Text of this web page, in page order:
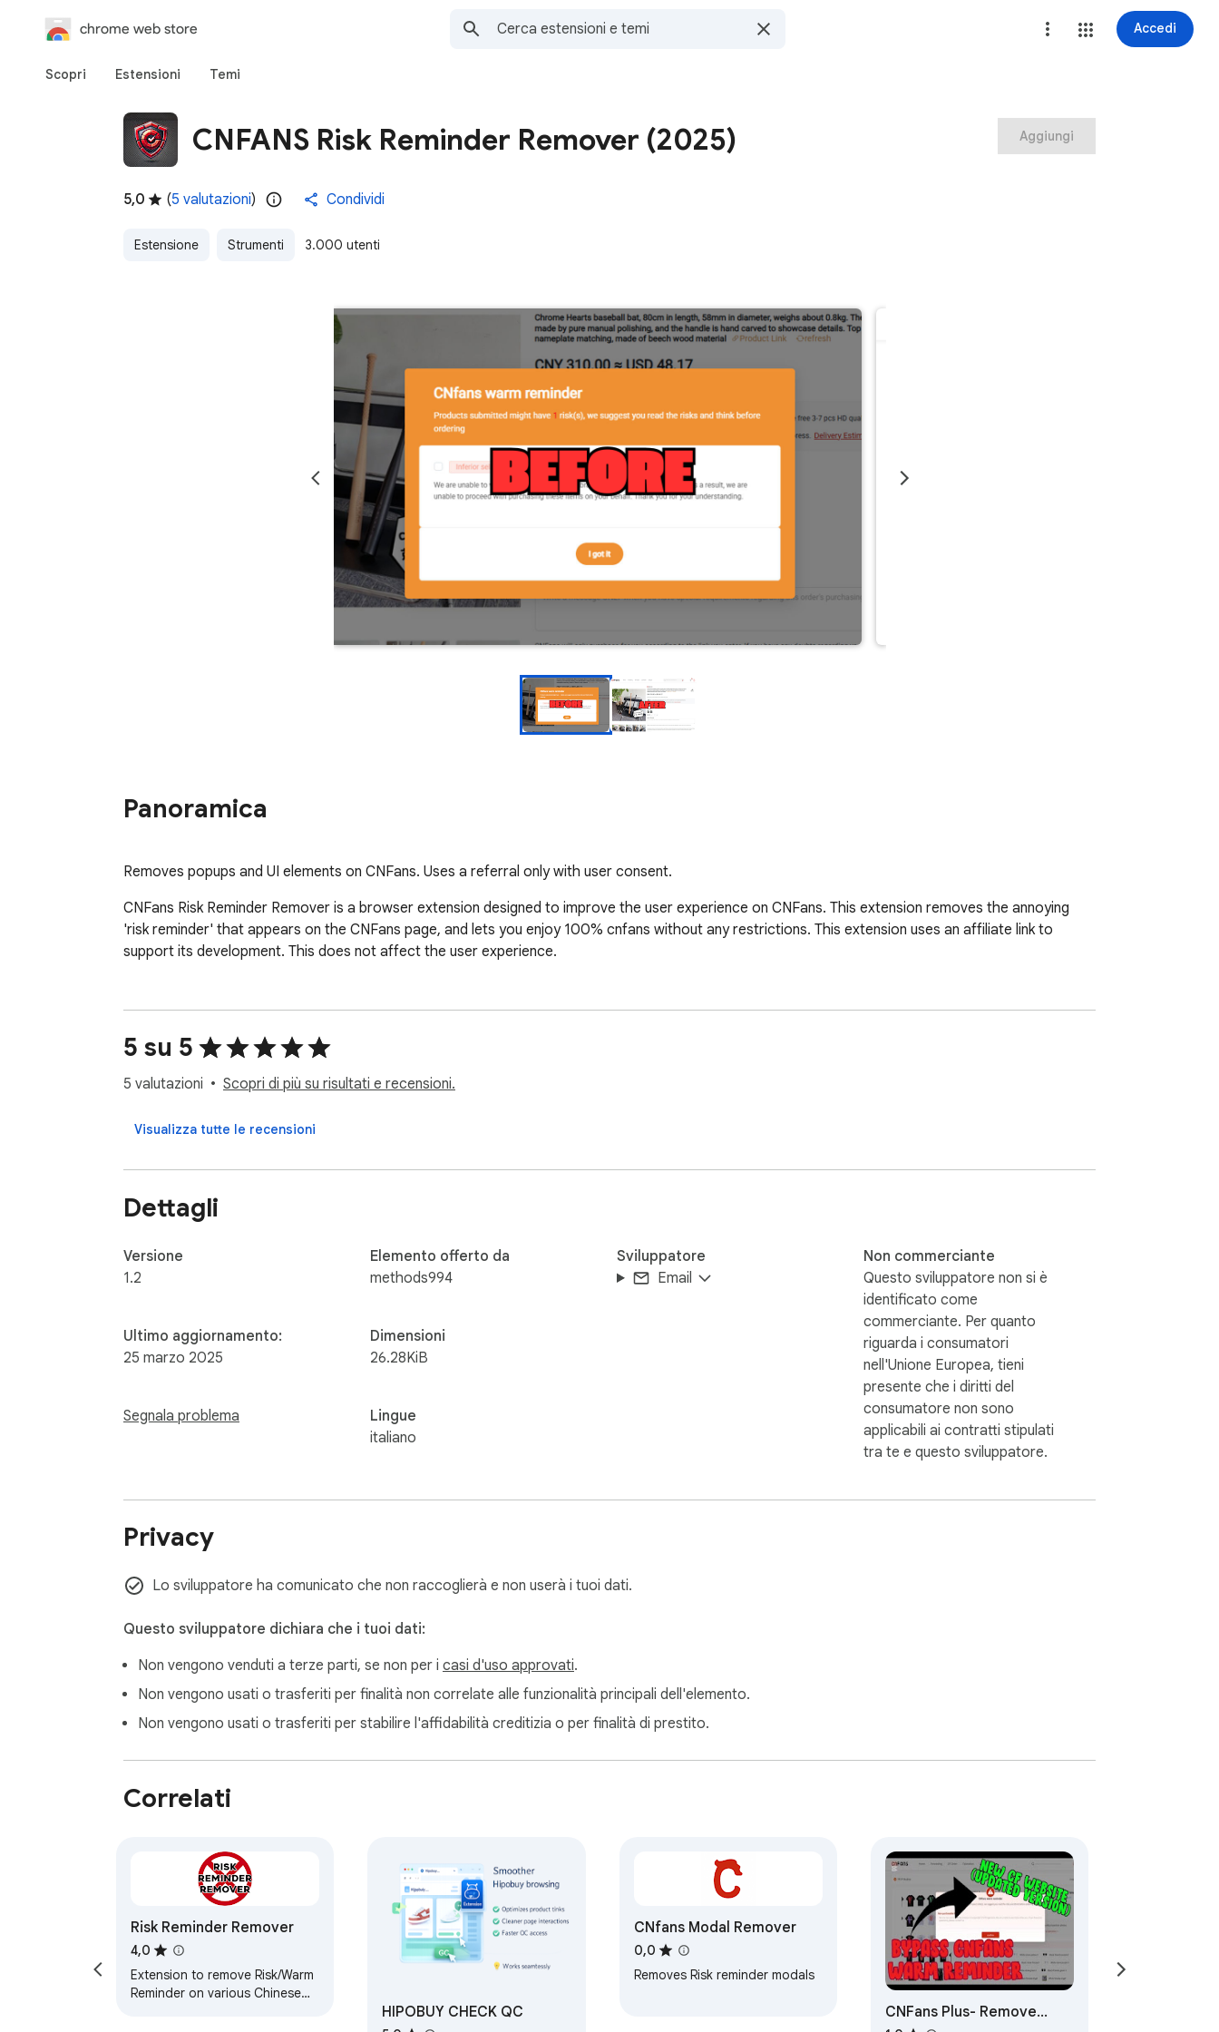
chrome web store Accedi
Scopri Estensioni Temi
CNFANS Risk Reminder Remover (2025)
5,0 (5 valutazioni) Condividi
Estensione Strumenti 3.000 utenti
Aggiungi
Panoramica
Removes popups and UI elements on CNFans. Uses a referral only with user consent.
CNFans Risk Reminder Remover is a browser extension designed to improve the user experience on CNFans. This extension removes the annoying
'risk reminder' that appears on the CNFans page, and lets you enjoy 100% cnfans without any restrictions. This extension uses an affiliate link to
support its development. This does not affect the user experience.
5 su 5
5 valutazioni Scopri di più su risultati e recensioni.
Visualizza tutte le recensioni
Dettagli
Versione
1.2
Ultimo aggiornamento:
25 marzo 2025
Segnala problema
Elemento offerto da
methods994
Dimensioni
26.28KiB
Lingue
italiano
Sviluppatore
Email
Non commerciante
Questo sviluppatore non si è
identificato come
commerciante. Per quanto
riguarda i consumatori
nell'Unione Europea, tieni
presente che i diritti del
consumatore non sono
applicabili ai contratti stipulati
tra te e questo sviluppatore.
Privacy
Lo sviluppatore ha comunicato che non raccoglierà e non userà i tuoi dati.
Questo sviluppatore dichiara che i tuoi dati:
Non vengono venduti a terze parti, se non per i casi d'uso approvati.
Non vengono usati o trasferiti per finalità non correlate alle funzionalità principali dell'elemento.
Non vengono usati o trasferiti per stabilire l'affidabilità creditizia o per finalità di prestito.
Correlati
Risk Reminder Remover
4,0
Extension to remove Risk/Warm
Reminder on various Chinese
HIPOBUY CHECK QC
CNfans Modal Remover
0,0
Removes Risk reminder modals
CNFans Plus- Remove